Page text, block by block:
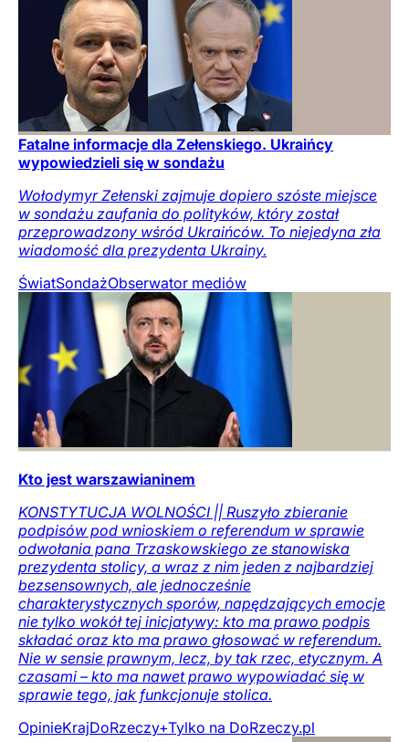
Fatalne informacje dla Zełenskiego. Ukraińcy
wypowiedzieli się w sondażu
Wołodymyr Zełenski zajmuje dopiero szóste miejsce
w sondażu zaufania do polityków, który został
przeprowadzony wśród Ukraińców. To niejedyna zła
wiadomość dla prezydenta Ukrainy.
ŚwiatSondażObserwator mediów
Kto jest warszawianinem
KONSTYTUCJA WOLNOŚCI || Ruszyło zbieranie
podpisów pod wnioskiem o referendum w sprawie
odwołania pana Trzaskowskiego ze stanowiska
prezydenta stolicy, a wraz z nim jeden z najbardziej
bezsensownych, ale jednocześnie
charakterystycznych sporów, napędzających emocje
nie tylko wokół tej inicjatywy: kto ma prawo podpis
składać oraz kto ma prawo głosować w referendum.
Nie w sensie prawnym, lecz, by tak rzec, etycznym. A
czasami – kto ma nawet prawo wypowiadać się w
sprawie tego, jak funkcjonuje stolica.
OpinieKrajDoRzeczy+Tylko na DoRzeczy.pl